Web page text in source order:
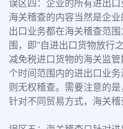
误区四：企业的所有进出口
海关稽查的内容当然是企
出口业务都在海关稽查范
围，即“自进出口货物放行
减免税进口货物的海关监
个时间范围内的进出口业
则无权稽查。需要注意的
针对不同贸易方式，海关稽